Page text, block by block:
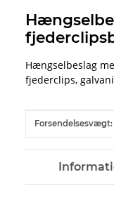
Hængselbeslag
fjederclips,
Forsendelsesvægt: